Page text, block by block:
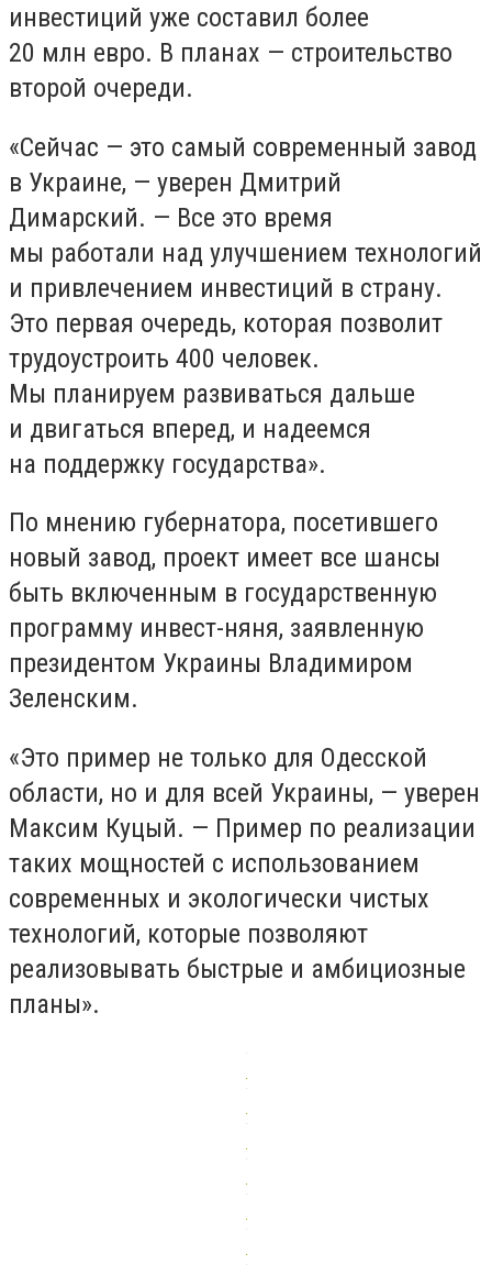
инвестиций уже составил более
20 млн евро. В планах — строительство
второй очереди.
«Сейчас — это самый современный завод
в Украине, — уверен Дмитрий
Димарский. — Все это время
мы работали над улучшением технологий
и привлечением инвестиций в страну.
Это первая очередь, которая позволит
трудоустроить 400 человек.
Мы планируем развиваться дальше
и двигаться вперед, и надеемся
на поддержку государства».
По мнению губернатора, посетившего
новый завод, проект имеет все шансы
быть включенным в государственную
программу инвест-няня, заявленную
президентом Украины Владимиром
Зеленским.
«Это пример не только для Одесской
области, но и для всей Украины, — уверен
Максим Куцый. — Пример по реализации
таких мощностей с использованием
современных и экологически чистых
технологий, которые позволяют
реализовывать быстрые и амбициозные
планы».